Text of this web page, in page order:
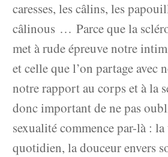
caresses, les câlins, les
câlinous … Parce que la
met à rude épreuve notre
et celle que l’on partage avec
notre rapport au corps et à la
donc important de ne pas
sexualité commence par-là : la
quotidien, la douceur envers